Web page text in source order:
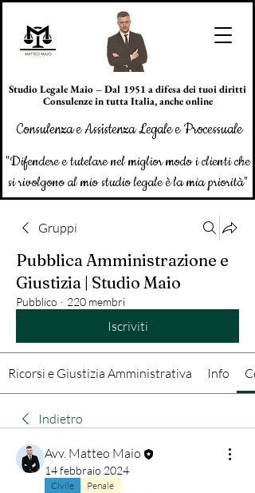
Studio Legale Maio – Dal 1951 a difesa dei tuoi diritti
Consulenze in tutta Italia, anche online
Consulenza e Assistenza Legale e Processuale
"Difendere e tutelare nel miglior modo i clienti che
si rivolgono al mio studio legale è la mia priorità"
Gruppi
Pubblica Amministrazione e
Giustizia | Studio Maio
Pubblico · 220 membri
Iscriviti
Ricorsi e Giustizia Amministrativa Info
Indietro
Avv. Matteo Maio
14 febbraio 2024
Civile Penale